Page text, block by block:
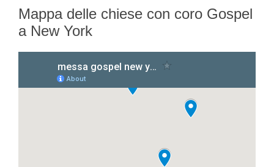
Mappa delle chiese con coro Gospel
a New York